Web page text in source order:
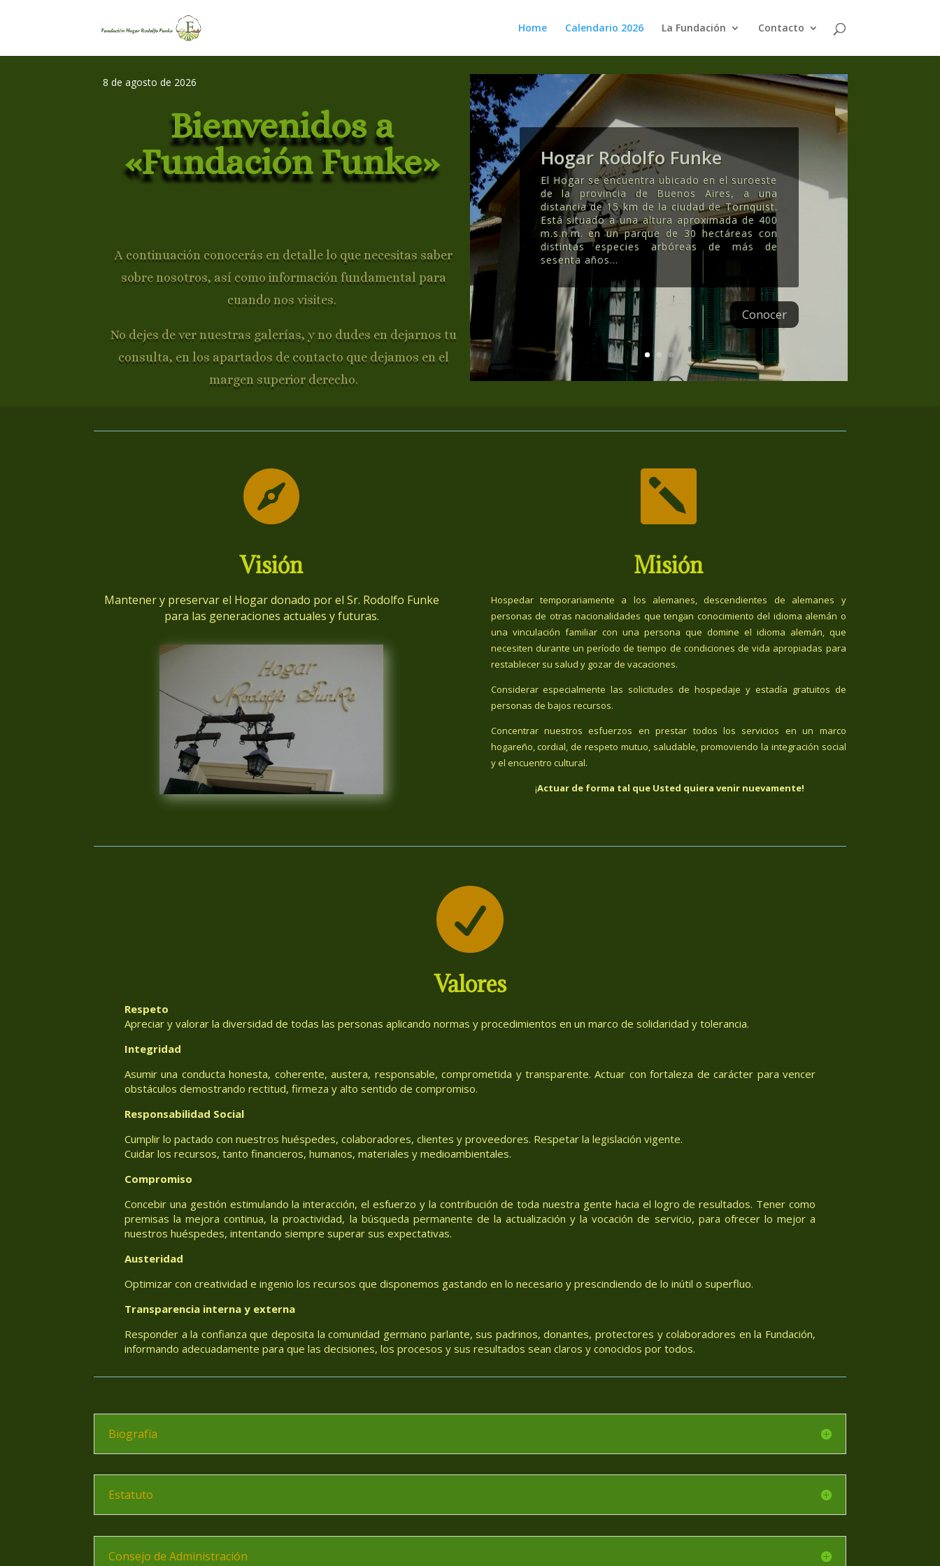
Home Calendario 2026 La Fundación Contacto
8 de agosto de 2026
Bienvenidos a
«Fundación Funke»
A continuación conocerás en detalle lo que necesitas saber
sobre nosotros, así como información fundamental para
cuando nos visites.
No dejes de ver nuestras galerías, y no dudes en dejarnos tu
consulta, en los apartados de contacto que dejamos en el
margen superior derecho.
Hogar Rodolfo Funke
El Hogar se encuentra ubicado en el suroeste
de la provincia de Buenos Aires, a una
distancia de 15 km de la ciudad de Tornquist.
Está situado a una altura aproximada de 400
m.s.n.m. en un parque de 30 hectáreas con
distintas especies arbóreas de más de
sesenta años...
Conocer

Visión
Mantener y preservar el Hogar donado por el Sr. Rodolfo Funke
para las generaciones actuales y futuras.

Misión
Hospedar temporariamente a los alemanes, descendientes de alemanes y
personas de otras nacionalidades que tengan conocimiento del idioma alemán o
una vinculación familiar con una persona que domine el idioma alemán, que
necesiten durante un período de tiempo de condiciones de vida apropiadas para
restablecer su salud y gozar de vacaciones.
Considerar especialmente las solicitudes de hospedaje y estadía gratuitos de
personas de bajos recursos.
Concentrar nuestros esfuerzos en prestar todos los servicios en un marco
hogareño, cordial, de respeto mutuo, saludable, promoviendo la integración social
y el encuentro cultural.
¡Actuar de forma tal que Usted quiera venir nuevamente!

Valores
Respeto
Apreciar y valorar la diversidad de todas las personas aplicando normas y procedimientos en un marco de solidaridad y tolerancia.
Integridad
Asumir una conducta honesta, coherente, austera, responsable, comprometida y transparente. Actuar con fortaleza de carácter para vencer
obstáculos demostrando rectitud, firmeza y alto sentido de compromiso.
Responsabilidad Social
Cumplir lo pactado con nuestros huéspedes, colaboradores, clientes y proveedores. Respetar la legislación vigente.
Cuidar los recursos, tanto financieros, humanos, materiales y medioambientales.
Compromiso
Concebir una gestión estimulando la interacción, el esfuerzo y la contribución de toda nuestra gente hacia el logro de resultados. Tener como
premisas la mejora continua, la proactividad, la búsqueda permanente de la actualización y la vocación de servicio, para ofrecer lo mejor a
nuestros huéspedes, intentando siempre superar sus expectativas.
Austeridad
Optimizar con creatividad e ingenio los recursos que disponemos gastando en lo necesario y prescindiendo de lo inútil o superfluo.
Transparencia interna y externa
Responder a la confianza que deposita la comunidad germano parlante, sus padrinos, donantes, protectores y colaboradores en la Fundación,
informando adecuadamente para que las decisiones, los procesos y sus resultados sean claros y conocidos por todos.
Biografía
Estatuto
Consejo de Administración